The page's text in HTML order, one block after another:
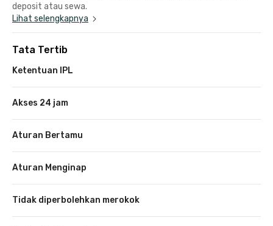
deposit atau sewa.
Lihat selengkapnya
Tata Tertib
Ketentuan IPL
Akses 24 jam
Aturan Bertamu
Aturan Menginap
Tidak diperbolehkan merokok